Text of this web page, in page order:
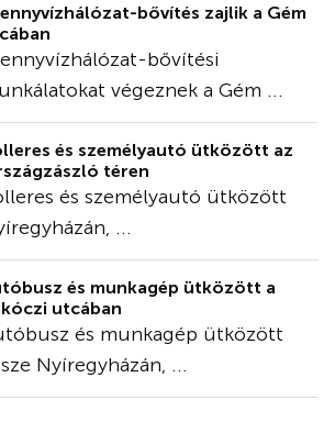
bővítés zajlik a Gém
bővítési
végeznek a Gém ...
és személyautó ütközött az
téren
és személyautó ütközött
...
és munkagép ütközött a
utcában
és munkagép ütközött
Nyíregyházán, ...